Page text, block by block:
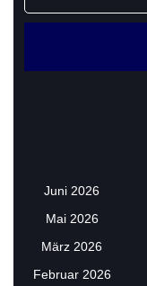
Juni 2026
Mai 2026
März 2026
Februar 2026